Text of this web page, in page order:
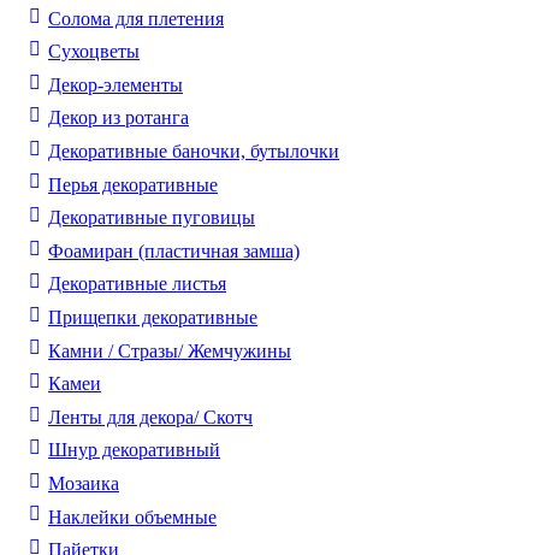
Солома для плетения
Cухоцветы
Декор-элементы
Декор из ротанга
Декоративные баночки, бутылочки
Перья декоративные
Декоративные пуговицы
Фоамиран (пластичная замша)
Декоративные листья
Прищепки декоративные
Камни / Cтразы/ Жемчужины
Камеи
Ленты для декора/ Скотч
Шнур декоративный
Мозаика
Наклейки объемные
Пайетки